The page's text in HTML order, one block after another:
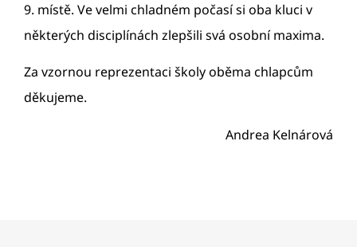
9. místě. Ve velmi chladném počasí si oba kluci v
některých disciplínách zlepšili svá osobní maxima.
Za vzornou reprezentaci školy oběma chlapcům
děkujeme.
Andrea Kelnárová